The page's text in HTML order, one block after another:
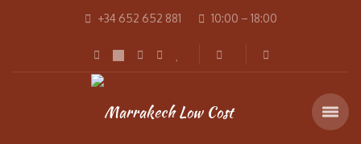
+34 652 652 881 10:00 – 18:00